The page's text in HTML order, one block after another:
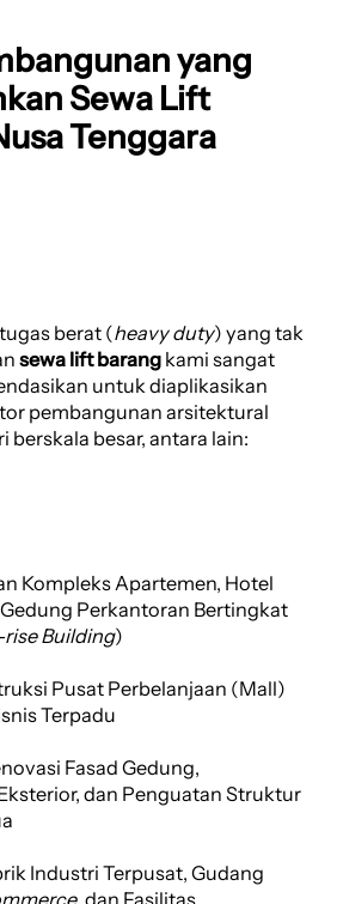
yang
Sewa Lift
Tenggara
berat (heavy duty) yang tak
sewa lift barang kami sangat
untuk diaplikasikan
pembangunan arsitektural
berskala besar, antara lain:
Kompleks Apartemen, Hotel
Perkantoran Bertingkat
Building)
Pusat Perbelanjaan (Mall)
Terpadu
Fasad Gedung,
dan Penguatan Struktur
Industri Terpusat, Gudang